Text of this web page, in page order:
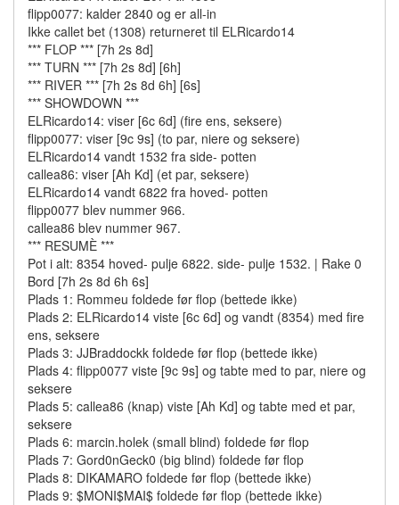
flipp0077: kalder 2840 og er all-in
Ikke callet bet (1308) returneret til ELRicardo14
*** FLOP *** [7h 2s 8d]
*** TURN *** [7h 2s 8d] [6h]
*** RIVER *** [7h 2s 8d 6h] [6s]
*** SHOWDOWN ***
ELRicardo14: viser [6c 6d] (fire ens, seksere)
flipp0077: viser [9c 9s] (to par, niere og seksere)
ELRicardo14 vandt 1532 fra side- potten
callea86: viser [Ah Kd] (et par, seksere)
ELRicardo14 vandt 6822 fra hoved- potten
flipp0077 blev nummer 966.
callea86 blev nummer 967.
*** RESUMÈ ***
Pot i alt: 8354 hoved- pulje 6822. side- pulje 1532. | Rake 0
Bord [7h 2s 8d 6h 6s]
Plads 1: Rommeu foldede før flop (bettede ikke)
Plads 2: ELRicardo14 viste [6c 6d] og vandt (8354) med fire
ens, seksere
Plads 3: JJBraddockk foldede før flop (bettede ikke)
Plads 4: flipp0077 viste [9c 9s] og tabte med to par, niere og
seksere
Plads 5: callea86 (knap) viste [Ah Kd] og tabte med et par,
seksere
Plads 6: marcin.holek (small blind) foldede før flop
Plads 7: Gord0nGeck0 (big blind) foldede før flop
Plads 8: DIKAMARO foldede før flop (bettede ikke)
Plads 9: $MONI$MAI$ foldede før flop (bettede ikke)